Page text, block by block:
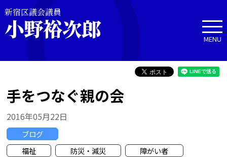
新宿区議会議員
小野裕次郎 MENU
手をつなぐ親の会
2016年05月22日
ブログ
福祉
防災・減災 障がい者